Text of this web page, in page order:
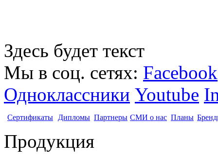
Здесь будет текст
Мы в соц. сетях: Facebook
Одноклассники Youtube
Сертификаты Дипломы Партнеры СМИ о нас Планы
Продукция